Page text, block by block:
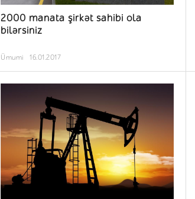
2000 manata şirkət sahibi ola
bilərsiniz
Ümumi 16.01.2017